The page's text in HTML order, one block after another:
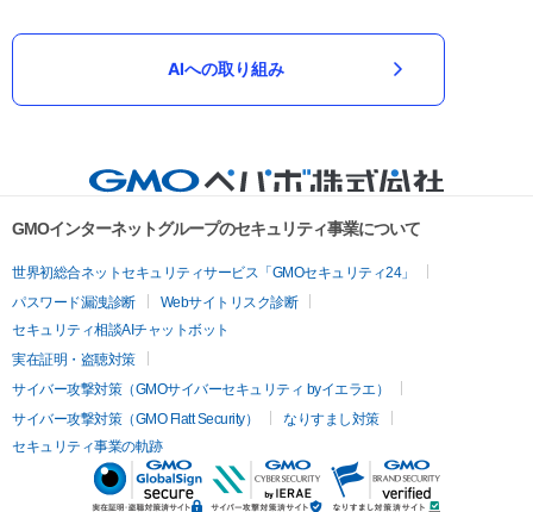
AIへの取り組み
GMOインターネットグループのセキュリティ事業について
世界初総合ネットセキュリティサービス「GMOセキュリティ24」
パスワード漏洩診断
Webサイトリスク診断
セキュリティ相談AIチャットボット
実在証明・盗聴対策
サイバー攻撃対策（GMOサイバーセキュリティ byイエラエ）
サイバー攻撃対策（GMO Flatt Security）
なりすまし対策
セキュリティ事業の軌跡